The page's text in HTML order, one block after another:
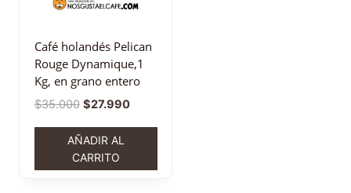
Café holandés Pelican
Rouge Dynamique,1
Kg, en grano entero
$35.000 $27.990
AÑADIR AL
CARRITO